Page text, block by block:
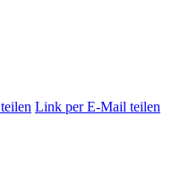
Link per E-Mail teilen